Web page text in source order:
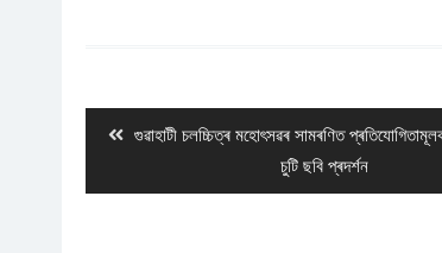
Previous
গুৱাহাটী চলচ্চিত্ৰ মহোৎসৱৰ সামৰণিত
চুটি ছবি প্ৰদৰ্শন